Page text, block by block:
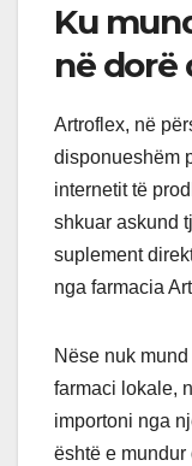
Ku
në dorë
Artroflex, në
disponueshëm
internetit të
shkuar askund
suplement
nga farmacia
Nëse nuk
farmaci lokale,
importoni nga
është e mundur